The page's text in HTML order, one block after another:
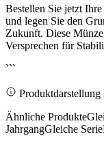
Bestellen Sie jetzt
und legen Sie den
Zukunft. Diese
Versprechen für
```
Ähnliche Produkte
JahrgangGleiche Serie